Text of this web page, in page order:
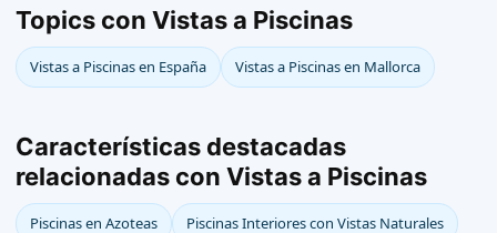
Topics con Vistas a Piscinas
Vistas a Piscinas en España Vistas a Piscinas en Mallorca
Características destacadas
relacionadas con Vistas a Piscinas
Piscinas en Azoteas Piscinas Interiores con Vistas Naturales